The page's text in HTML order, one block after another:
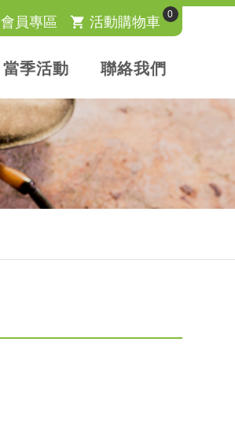
會員專區 shopping_cart 活動購物車 0
當季活動 聯絡我們